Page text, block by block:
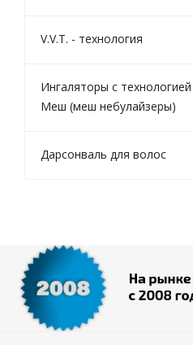
V.V.T. - технология
Ингаляторы с технологией
Меш (меш небулайзеры)
Дарсонваль для волос